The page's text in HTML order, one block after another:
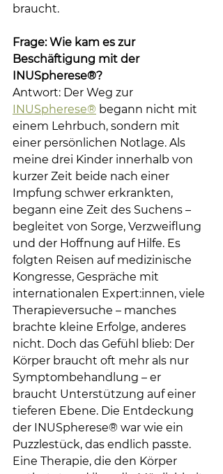
braucht.
Frage: Wie kam es zur
Beschäftigung mit der
INUSpherese®?
Antwort: Der Weg zur
INUSpherese® begann nicht mit
einem Lehrbuch, sondern mit
einer persönlichen Notlage. Als
meine drei Kinder innerhalb von
kurzer Zeit beide nach einer
Impfung schwer erkrankten,
begann eine Zeit des Suchens –
begleitet von Sorge, Verzweiflung
und der Hoffnung auf Hilfe. Es
folgten Reisen auf medizinische
Kongresse, Gespräche mit
internationalen Expert:innen, viele
Therapieversuche – manches
brachte kleine Erfolge, anderes
nicht. Doch das Gefühl blieb: Der
Körper braucht oft mehr als nur
Symptombehandlung – er
braucht Unterstützung auf einer
tieferen Ebene. Die Entdeckung
der INUSpherese® war wie ein
Puzzlestück, das endlich passte.
Eine Therapie, die den Körper